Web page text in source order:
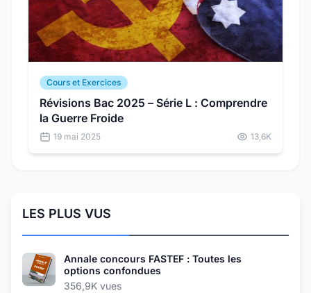
Cours et Exercices
Révisions Bac 2025 – Série L : Comprendre
la Guerre Froide
19 mai 2025 13,6K
LES PLUS VUS
Annale concours FASTEF : Toutes les
options confondues
356,9K vues